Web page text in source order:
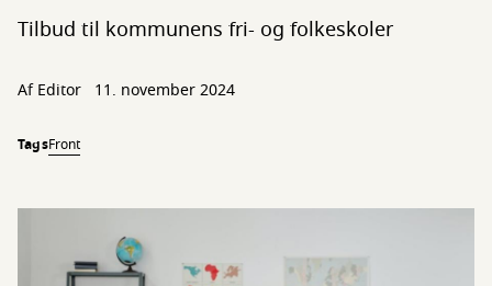
Tilbud til kommunens fri- og folkeskoler
Af Editor 11. november 2024
TagsFront